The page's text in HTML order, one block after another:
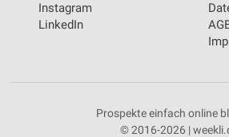
Instagram
LinkedIn
Prospekte einfach online
© 2016-2026 |